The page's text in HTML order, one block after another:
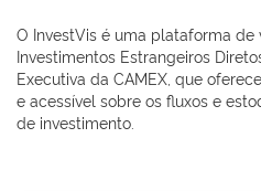
O InvestVis é uma plataforma
Investimentos Estrangeiros
Executiva da CAMEX, que
e acessível sobre os fluxos e
de investimento.